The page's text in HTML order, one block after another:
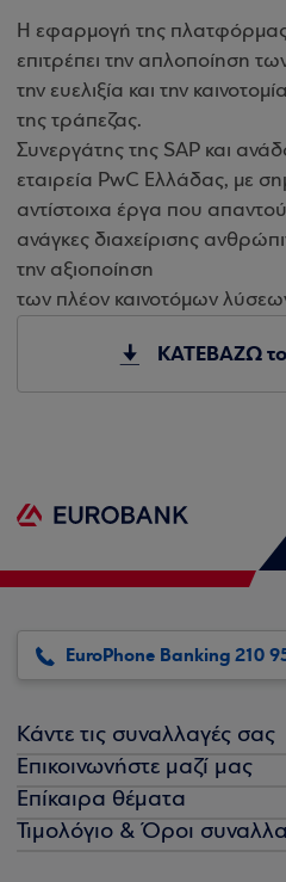
Η εφαρμογή της
επιτρέπει την απλοποίηση
την ευελιξία και την
της τράπεζας.
Συνεργάτης της SAP και
εταιρεία PwC Ελλάδας, με
αντίστοιχα έργα που
ανάγκες διαχείρισης
την αξιοποίηση
των πλέον καινοτόμων
ΚΑΤΕΒΑΖΩ το
EuroPhone Banking 210
Κάντε τις συναλλαγές σας
Επικοινωνήστε μαζί μας
Επίκαιρα θέματα
Τιμολόγιο & Όροι